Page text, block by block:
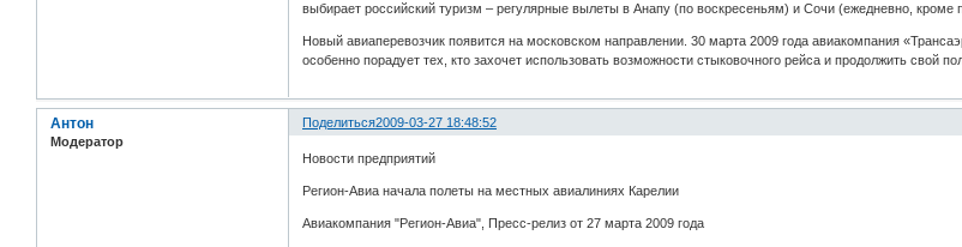
выбирает российский туризм – регулярные вылеты в Анапу (по воскресеньям) и Сочи (ежедневно, кроме
Новый авиаперевозчик появится на московском направлении. 30 марта 2009 года авиакомпания
особенно порадует тех, кто захочет использовать возможности стыковочного рейса и продолжить свой
Поделиться2009-03-27 18:48:52
Антон
Модератор
Новости предприятий
Регион-Авиа начала полеты на местных авиалиниях Карелии
Авиакомпания "Регион-Авиа", Пресс-релиз от 27 марта 2009 года